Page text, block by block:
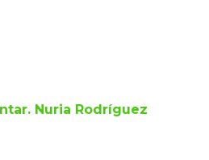
Nuria Rodríguez